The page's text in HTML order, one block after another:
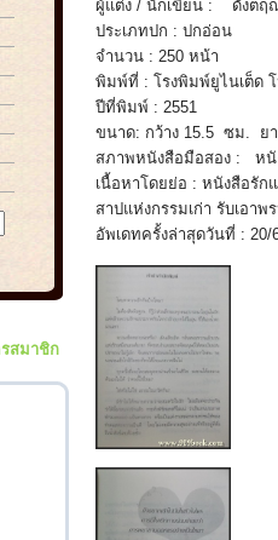
สมาชิก
ผู้แต่ง / นักเขียน : ดังตฤ
ประเภทปก : ปกอ่อน
จำนวน : 250 หน้า
พิมพ์ที่ : โรงพิมพ์ยูไนเต็ด
ปีที่พิมพ์ : 2551
ขนาด: กว้าง 15.5 ซม. ย
สภาพหนังสือมือสอง : หนั
เนื้อหาโดยย่อ : หนังสือรั
สาปแห่งกรรมเก่า รับเอา
อัพเดทครั้งล่าสุดวันที่ : 20/